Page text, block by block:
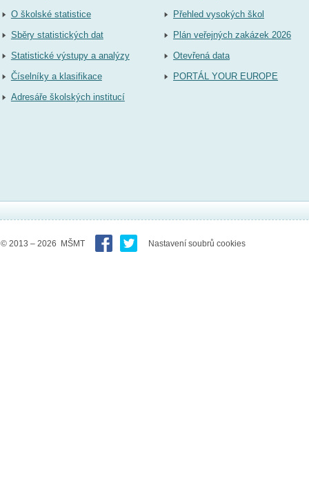
O školské statistice
Sběry statistických dat
Statistické výstupy a analýzy
Číselníky a klasifikace
Adresáře školských institucí
Přehled vysokých škol
Plán veřejných zakázek 2026
Otevřená data
PORTÁL YOUR EUROPE
© 2013 – 2026 MŠMT Nastavení soubrů cookies